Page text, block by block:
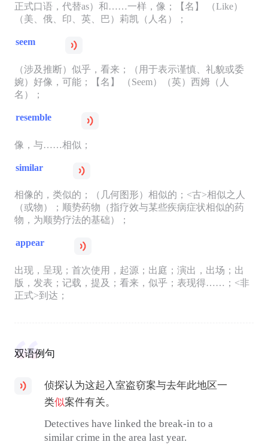
正式口语，代替as）和……一样，像；【名】 （Like）
（美、俄、印、英、巴）莉凯（人名）；
seem
（涉及推断）似乎，看来；（用于表示谨慎、礼貌或委
婉）好像，可能；【名】 （Seem）（英）西姆（人
名）；
resemble
像，与……相似；
similar
相像的，类似的；（几何图形）相似的；<古>相似之人
（或物）；顺势药物（指疗效与某些疾病症状相似的药
物，为顺势疗法的基础）；
appear
出现，呈现；首次使用，起源；出庭；演出，出场；出
版，发表；记载，提及；看来，似乎；表现得……；<非
正式>到达；
双语例句
侦探认为这起入室盗窃案与去年此地区一
类似案件有关。
Detectives have linked the break-in to a
similar crime in the area last year.